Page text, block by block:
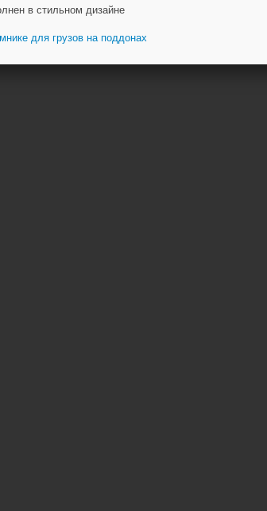
в стильном дизайне
для грузов на поддонах